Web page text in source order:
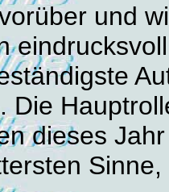
und
Die
dieses